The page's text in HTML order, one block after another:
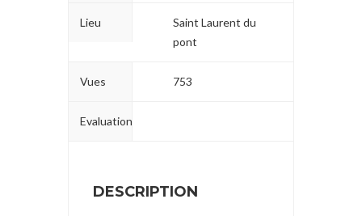
Lieu
Saint Laurent du
pont
Vues 753
Evaluation
DESCRIPTION